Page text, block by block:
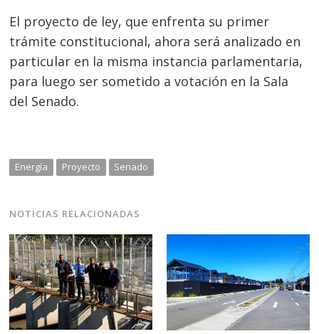
El proyecto de ley, que enfrenta su primer
trámite constitucional, ahora será analizado en
particular en la misma instancia parlamentaria,
para luego ser sometido a votación en la Sala
del Senado.
Energía Proyecto Senado
NOTICIAS RELACIONADAS